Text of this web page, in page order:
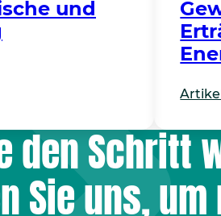
und
den Schritt
Sie uns,